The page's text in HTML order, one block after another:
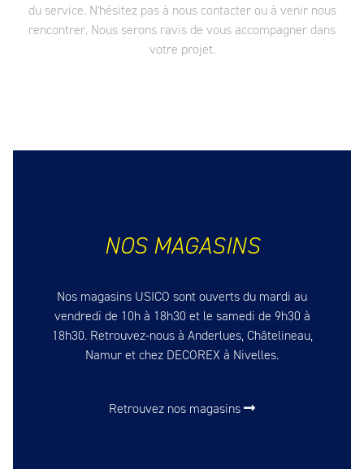
du service. N'hésitez pas à nous contacter ou à venir nous
rencontrer. Nous serons ravis de vous accompagner dans
votre projet.
NOS MAGASINS
Nos magasins USICO sont ouverts du mardi au
vendredi de 10h à 18h30 et le samedi de 9h30 à
18h30. Retrouvez-nous à Anderlues, Châtelineau,
Namur et chez DECOREX à Nivelles.
Retrouvez nos magasins